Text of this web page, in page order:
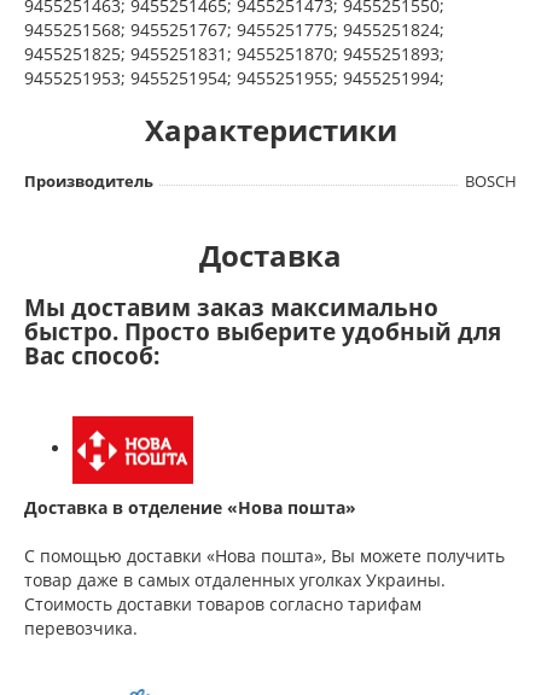
9455251463; 9455251465; 9455251473; 9455251550;
9455251568; 9455251767; 9455251775; 9455251824;
9455251825; 9455251831; 9455251870; 9455251893;
9455251953; 9455251954; 9455251955; 9455251994;
Характеристики
Производитель BOSCH
Доставка
Мы доставим заказ максимально
быстро. Просто выберите удобный для
Вас способ:
Доставка в отделение «Нова пошта»
С помощью доставки «Нова пошта», Вы можете получить
товар даже в самых отдаленных уголках Украины.
Стоимость доставки товаров согласно тарифам
перевозчика.